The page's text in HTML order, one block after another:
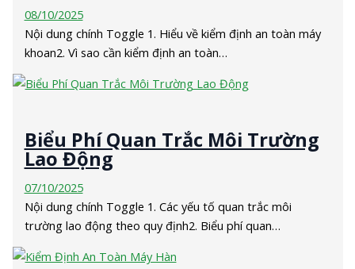
08/10/2025
Nội dung chính Toggle 1. Hiểu về kiểm định an toàn máy
khoan2. Vì sao cần kiểm định an toàn…
Biểu Phí Quan Trắc Môi Trường
Lao Động
07/10/2025
Nội dung chính Toggle 1. Các yếu tố quan trắc môi
trường lao động theo quy định2. Biểu phí quan…